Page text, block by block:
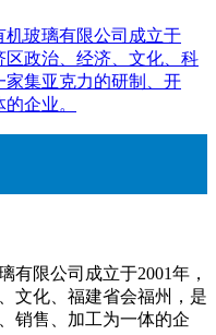
玻璃有限公司成立于
区政治、经济、文化、科
集亚克力的研制、开
企业。
有限公司成立于2001年，
文化、福建省会福州，是
销售、加工为一体的企